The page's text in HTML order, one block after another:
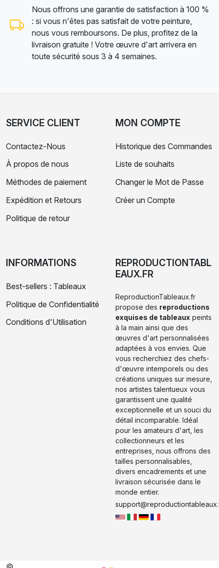
Nous offrons une garantie de satisfaction à 100 %
: si vous n'êtes pas satisfait de votre peinture,
nous vous remboursons. De plus, profitez de la
livraison gratuite ! Votre œuvre d'art arrivera en
toute sécurité sous 3 à 4 semaines.
SERVICE CLIENT
Contactez-Nous
À propos de nous
Méthodes de paiement
Expédition et Retours
Politique de retour
MON COMPTE
Historique des Commandes
Liste de souhaits
Changer le Mot de Passe
Créer un Compte
INFORMATIONS
Best-sellers : Tableaux
Politique de Confidentialité
Conditions d'Utilisation
REPRODUCTIONTABL
EAUX.FR
ReproductionTableaux.fr
propose des reproductions
exquises de tableaux peints
à la main ainsi que des
œuvres d'art personnalisées
adaptées à vos envies. Que
vous recherchiez des chefs-
d'œuvre intemporels ou des
créations uniques sur mesure,
nos artistes talentueux vous
garantissent une qualité
exceptionnelle et un souci du
détail incomparable. Idéal
pour les amateurs d'art, les
collectionneurs et les
entreprises, nous offrons des
tailles personnalisables,
divers encadrements et une
livraison sécurisée dans le
monde entier.